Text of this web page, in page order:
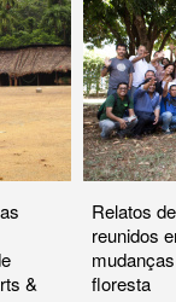
&
Relatos
reunidos
floresta